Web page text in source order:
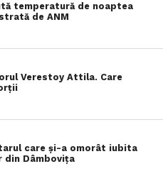
temperatură de noaptea
de ANM
Verestoy Attila. Care
care şi-a omorât iubita
Dâmboviţa